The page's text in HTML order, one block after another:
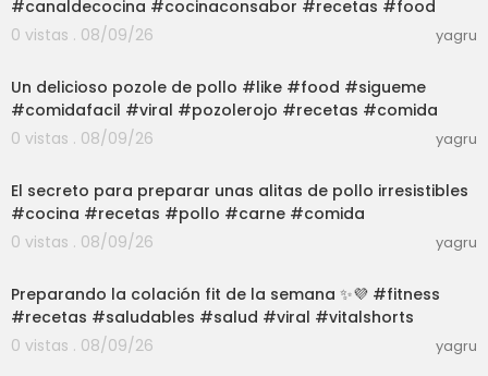
#canaldecocina #cocinaconsabor #recetas #food
0 vistas . 08/09/26
yagru
Un delicioso pozole de pollo #like #food #sigueme
#comidafacil #viral #pozolerojo #recetas #comida
0 vistas . 08/09/26
yagru
El secreto para preparar unas alitas de pollo irresistibles
#cocina #recetas #pollo #carne #comida
0 vistas . 08/09/26
yagru
Preparando la colación fit de la semana ✨💜 #fitness
#recetas #saludables #salud #viral #vitalshorts
0 vistas . 08/09/26
yagru